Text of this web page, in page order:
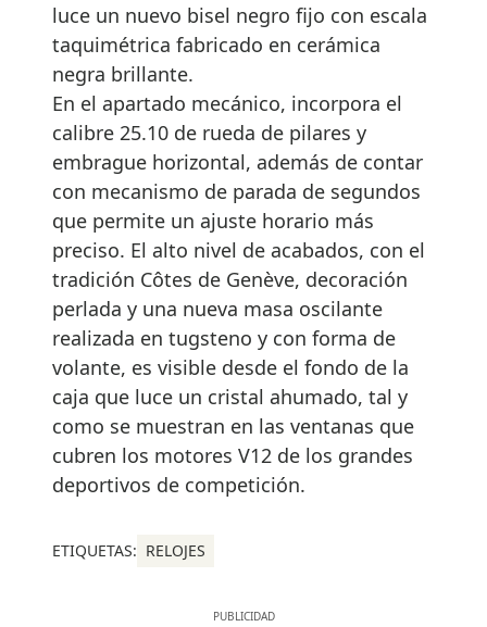
luce un nuevo bisel negro fijo con escala
taquimétrica fabricado en cerámica
negra brillante.
En el apartado mecánico, incorpora el
calibre 25.10 de rueda de pilares y
embrague horizontal, además de contar
con mecanismo de parada de segundos
que permite un ajuste horario más
preciso. El alto nivel de acabados, con el
tradición Côtes de Genève, decoración
perlada y una nueva masa oscilante
realizada en tugsteno y con forma de
volante, es visible desde el fondo de la
caja que luce un cristal ahumado, tal y
como se muestran en las ventanas que
cubren los motores V12 de los grandes
deportivos de competición.
ETIQUETAS: RELOJES